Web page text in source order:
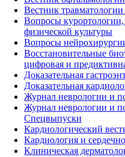
Вестник
Вопросы
физической культуры
Вопросы
Восстановительные
цифровая и
Доказательная
Доказательная
Журнал неврологии и
Журнал неврологии и
Спецвыпуски
Кардиологический
Кардиология и
Клиническая